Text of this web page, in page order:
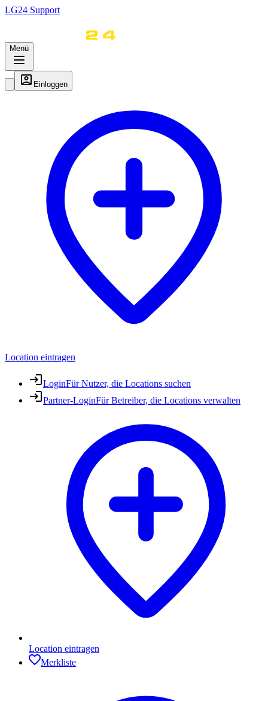
LG24 Support
Menü
Einloggen
Location eintragen
LoginFür Nutzer, die Locations suchen
Partner-LoginFür Betreiber, die Locations verwalten
Location eintragen
Merkliste